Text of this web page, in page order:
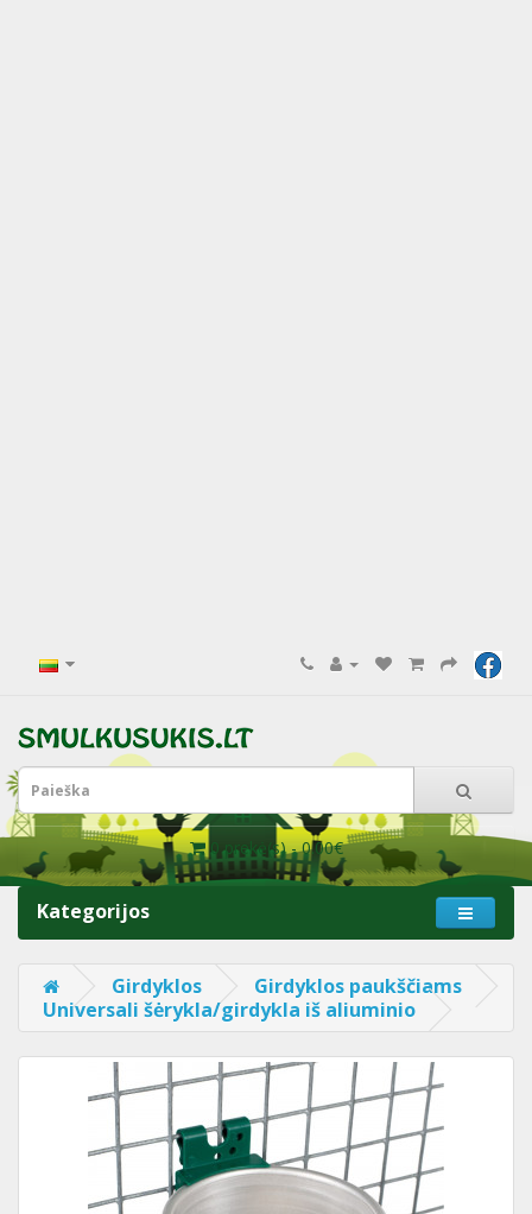
0 prekė(s) - 0.00€
Kategorijos
Girdyklos
Girdyklos paukščiams
Universali šėrykla/girdykla iš aliuminio